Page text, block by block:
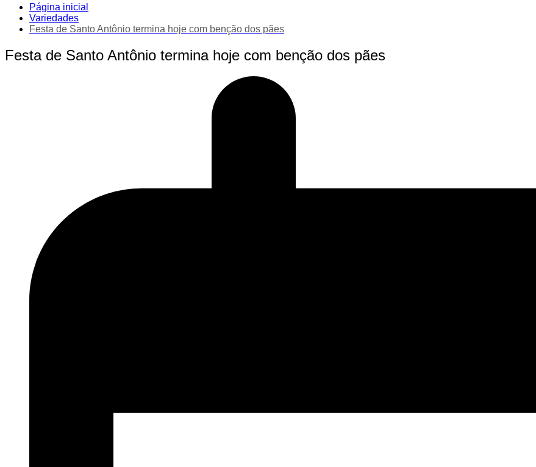
Página inicial
Variedades
Festa de Santo Antônio termina hoje com benção dos pães
Festa de Santo Antônio termina hoje com benção dos pães